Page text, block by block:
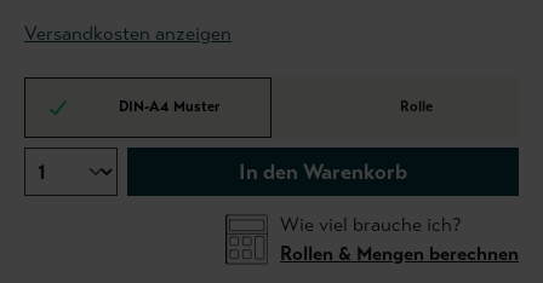
Versandkosten anzeigen
DIN-A4 Muster Rolle
In den Warenkorb
Wie viel brauche ich?
Rollen & Mengen berechnen